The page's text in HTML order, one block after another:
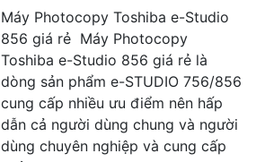
Máy Photocopy Toshiba e-Studio
856 giá rẻ Máy Photocopy
Toshiba e-Studio 856 giá rẻ là
dòng sản phẩm e-STUDIO 756/856
cung cấp nhiều ưu điểm nên hấp
dẫn cả người dùng chung và người
dùng chuyên nghiệp và cung cấp